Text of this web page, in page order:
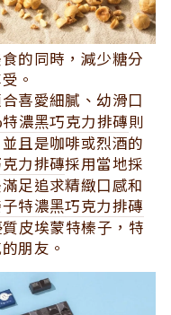
的同時，減少糖分
。
喜愛細膩、幼滑⼝
濃⿊巧克⼒排磚則
且是咖啡或烈酒的
⼒排磚採⽤當地採
⾜追求精緻⼝感和
特濃⿊巧克⼒排磚
⽪埃蒙特榛⼦，特
朋友。